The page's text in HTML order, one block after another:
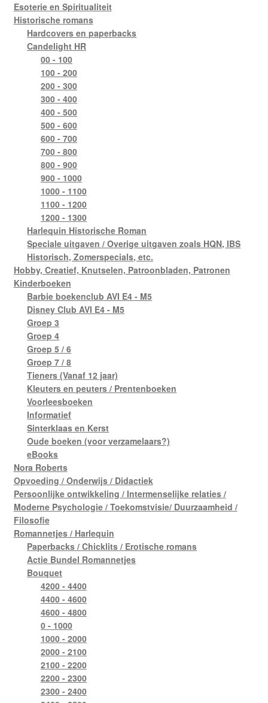
Esoterie en Spiritualiteit
Historische romans
Hardcovers en paperbacks
Candelight HR
00 - 100
100 - 200
200 - 300
300 - 400
400 - 500
500 - 600
600 - 700
700 - 800
800 - 900
900 - 1000
1000 - 1100
1100 - 1200
1200 - 1300
Harlequin Historische Roman
Speciale uitgaven / Overige uitgaven zoals HQN, IBS
Historisch, Zomerspecials, etc.
Hobby, Creatief, Knutselen, Patroonbladen, Patronen
Kinderboeken
Barbie boekenclub AVI E4 - M5
Disney Club AVI E4 - M5
Groep 3
Groep 4
Groep 5 / 6
Groep 7 / 8
Tieners (Vanaf 12 jaar)
Kleuters en peuters / Prentenboeken
Voorleesboeken
Informatief
Sinterklaas en Kerst
Oude boeken (voor verzamelaars?)
eBooks
Nora Roberts
Opvoeding / Onderwijs / Didactiek
Persoonlijke ontwikkeling / Intermenselijke relaties /
Moderne Psychologie / Toekomstvisie/ Duurzaamheid /
Filosofie
Romannetjes / Harlequin
Paperbacks / Chicklits / Erotische romans
Actie Bundel Romannetjes
Bouquet
4200 - 4400
4400 - 4600
4600 - 4800
0 - 1000
1000 - 2000
2000 - 2100
2100 - 2200
2200 - 2300
2300 - 2400